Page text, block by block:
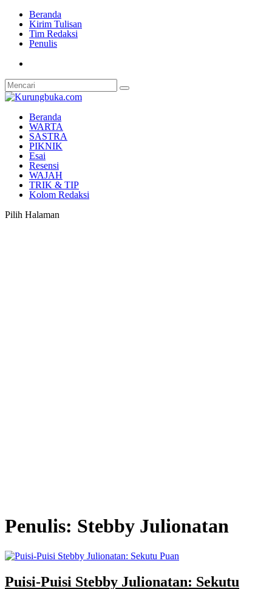
Beranda
Kirim Tulisan
Tim Redaksi
Penulis
Beranda
WARTA
SASTRA
PIKNIK
Esai
Resensi
WAJAH
TRIK & TIP
Kolom Redaksi
Pilih Halaman
Penulis: Stebby Julionatan
Puisi-Puisi Stebby Julionatan: Sekutu